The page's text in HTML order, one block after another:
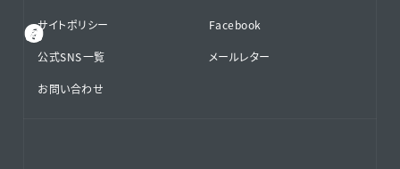
サイトポリシー
公式SNS⁨⁩一覧
お問い合わせ
Facebook
メールレター